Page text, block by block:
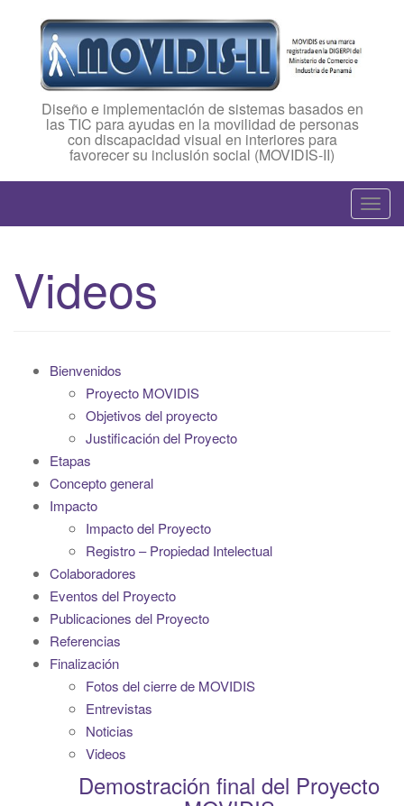
Diseño e implementación de sistemas basados en
las TIC para ayudas en la movilidad de personas
con discapacidad visual en interiores para
favorecer su inclusión social (MOVIDIS-II)
T
o
Videos
Bienvenidos
Proyecto MOVIDIS
Objetivos del proyecto
Justificación del Proyecto
Etapas
Concepto general
Impacto
Impacto del Proyecto
Registro – Propiedad Intelectual
Colaboradores
Eventos del Proyecto
Publicaciones del Proyecto
Referencias
Finalización
Fotos del cierre de MOVIDIS
Entrevistas
Noticias
Videos
Demostración final del Proyecto